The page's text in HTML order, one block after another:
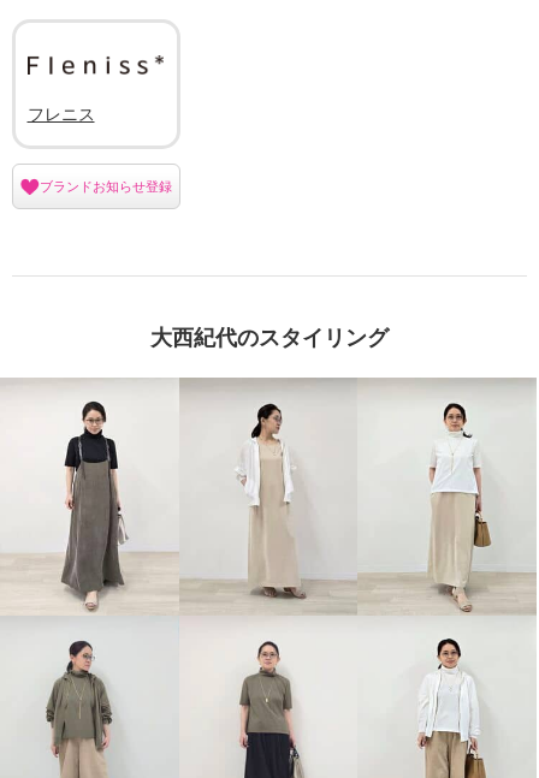
フレニス
ブランドお知らせ登録
大西紀代のスタイリング